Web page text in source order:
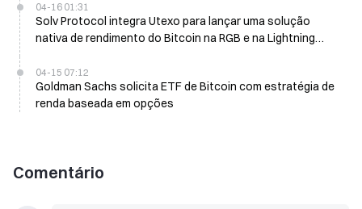
04-16 01:31
Solv Protocol integra Utexo para lançar uma solução
nativa de rendimento do Bitcoin na RGB e na Lightning
04-15 07:12
Goldman Sachs solicita ETF de Bitcoin com estratégia de
renda baseada em opções
Comentário